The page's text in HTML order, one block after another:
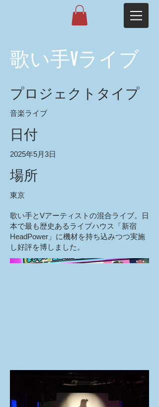
歌い手Vライブ
プロジェクトタイプ
音楽ライブ
日付
2025年5月3日
場所
東京
歌い手とVアーティストの混合ライブ。日
本で最も歴史あるライブハウス「新宿
HeadPower」に機材を持ち込みつつ実施
し好評を博しました。